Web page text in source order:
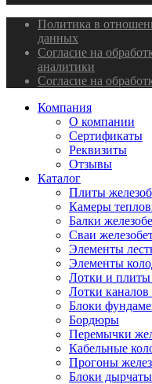
Политика в
данных
Согласие на
аналитики
Согласие на
Компания
О компании
Сертификаты
Реквизиты
Отзывы
Каталог
Плиты
Камеры
Балки
Сваи
Элементы
Элементы
Лотки и плиты
Лотки каналов
Блоки
Бордюры
Перемычки
Кабельные
Прогоны
Блоки